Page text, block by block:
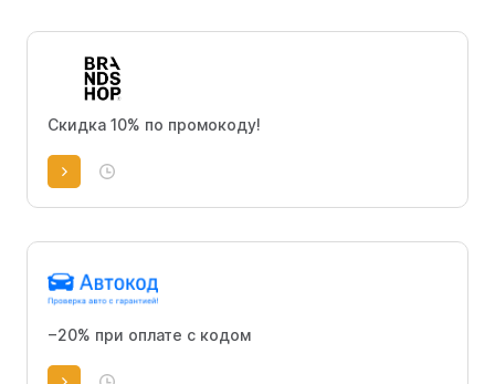
Скидка 10% по промокоду!
−20% при оплате с кодом